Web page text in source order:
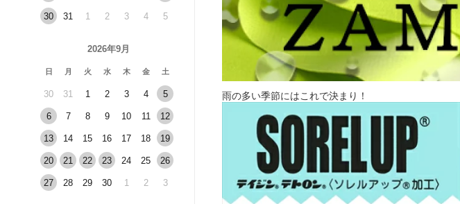
30 31 1 2 3 4 5
2026年9月
日 月 火 水 木 金 土
30 31 1 2 3 4 5
6 7 8 9 10 11 12
13 14 15 16 17 18 19
20 21 22 23 24 25 26
27 28 29 30 1 2 3
雨の多い季節にはこれで決まり！